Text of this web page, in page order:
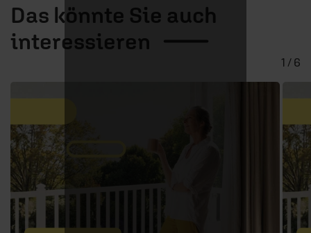
Das könnte Sie auch
interessieren
1 / 6